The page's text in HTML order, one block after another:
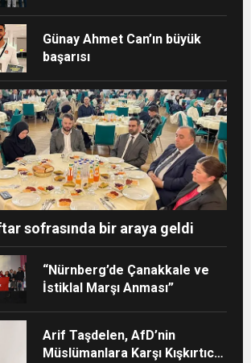
Günay Ahmet Can’ın büyük
başarısı
sofrasında bir araya geldi
“Nürnberg’de Çanakkale ve
İstiklal Marşı Anması”
Arif Taşdelen, AfD’nin
Müslümanlara Karşı Kışkırtıcı